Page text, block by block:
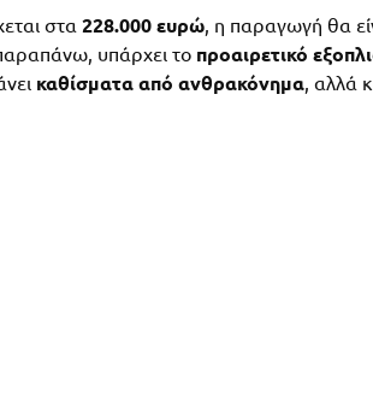
στα 228.000 ευρώ, η παραγωγή θα
υπάρχει το προαιρετικό
καθίσματα από ανθρακόνημα, αλλά